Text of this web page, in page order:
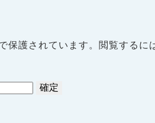
保護されています。閲覧するに